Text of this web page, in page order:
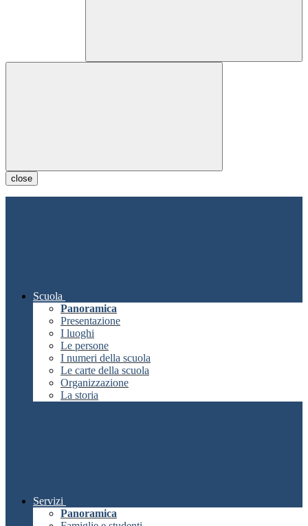
close
Scuola
Panoramica
Presentazione
I luoghi
Le persone
I numeri della scuola
Le carte della scuola
Organizzazione
La storia
Servizi
Panoramica